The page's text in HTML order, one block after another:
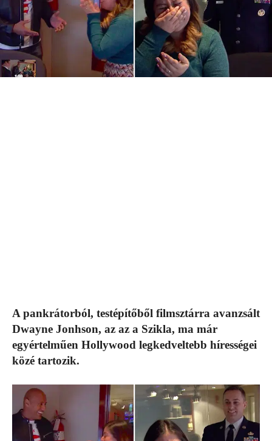
A pankrátorból, testépítőből filmsztárra avanzsált
Dwayne Jonhson, az az a Szikla, ma már
egyértelműen Hollywood legkedveltebb hírességei
közé tartozik.